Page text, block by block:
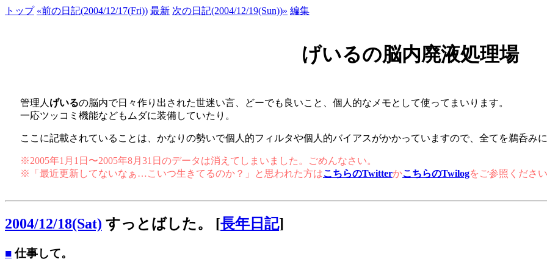
トップ «前の日記(2004/12/17(Fri)) 最新 次の日記(2004/12/19(Sun))» 編集
げいるの脳内廃液処理場
管理人 げいるの脳内で日々作り出された世迷い言、どーでも良いこと、個人的なメモとして使ってまいります。
一応ツッコミ機能などもムダに装備していたり。
ここに記載されていることは、かなりの勢いで個人的フィルタや個人的バイアスがかかっていますので、全てを鵜呑みに
※2005年1月1日〜2005年8月31日のデータは消えてしまいました。ごめんなさい。
※「最近更新してないなぁ…こいつ生きてるのか？」と思われた方はこちらのTwitterかこちらのTwilogをご参照ください
2004/12/18(Sat) すっとばした。 [長年日記]
■ 仕事して。